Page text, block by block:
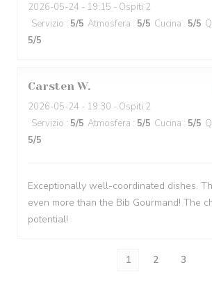
2026-05-24 - 19:15 - Ospiti 2
Servizio : 5/5 Atmosfera : 5/5 Cucina : 5/5
5/5
Carsten W
2026-05-24 - 19:30 - Ospiti 2
Servizio : 5/5 Atmosfera : 5/5 Cucina : 5/5
5/5
Exceptionally well-coordinated dishes.
even more than the Bib Gourmand! The
potential!
1 2 3